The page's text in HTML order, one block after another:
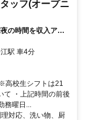
ッフ(オープニ
の時間を収入アッ
です！
駅 車4分
校生シフトは21
て ・上記時間の前後
曜日...
対応、洗い物、厨